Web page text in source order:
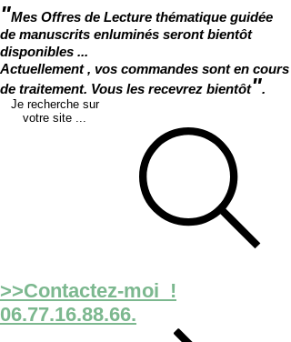
"Mes Offres de Lecture thématique guidée
de manuscrits enluminés seront bientôt
disponibles ...
Actuellement , vos commandes sont en cours
de traitement. Vous les recevrez bientôt".
Je recherche sur
votre site ...
>>Contactez-moi !
06.77.16.88.66.